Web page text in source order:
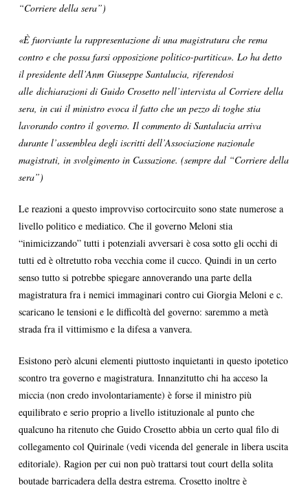
“Corriere della sera”)
«È fuorviante la rappresentazione di una magistratura che rema
contro e che possa farsi opposizione politico-partitica». Lo ha detto
il presidente dell’Anm Giuseppe Santalucia, riferendosi
alle dichiarazioni di Guido Crosetto nell’intervista al Corriere della
sera, in cui il ministro evoca il fatto che un pezzo di toghe stia
lavorando contro il governo. Il commento di Santalucia arriva
durante l’assemblea degli iscritti dell’Associazione nazionale
magistrati, in svolgimento in Cassazione. (sempre dal “Corriere della
sera”)
Le reazioni a questo improvviso cortocircuito sono state numerose a
livello politico e mediatico. Che il governo Meloni stia
“inimicizzando” tutti i potenziali avversari è cosa sotto gli occhi di
tutti ed è oltretutto roba vecchia come il cucco. Quindi in un certo
senso tutto si potrebbe spiegare annoverando una parte della
magistratura fra i nemici immaginari contro cui Giorgia Meloni e c.
scaricano le tensioni e le difficoltà del governo: saremmo a metà
strada fra il vittimismo e la difesa a vanvera.
Esistono però alcuni elementi piuttosto inquietanti in questo ipotetico
scontro tra governo e magistratura. Innanzitutto chi ha acceso la
miccia (non credo involontariamente) è forse il ministro più
equilibrato e serio proprio a livello istituzionale al punto che
qualcuno ha ritenuto che Guido Crosetto abbia un certo qual filo di
collegamento col Quirinale (vedi vicenda del generale in libera uscita
editoriale). Ragion per cui non può trattarsi tout court della solita
boutade barricadera della destra estrema. Crosetto inoltre è